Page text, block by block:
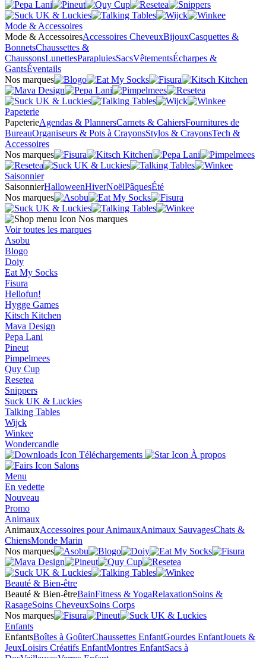
Mode & Accessoires
Mode & AccessoiresAccessoires CheveuxBijouxCasquettes &
BonnetsChaussettes &
ChaussonsLunettesParapluiesSacsVêtementsÉcharpes &
GantsÉventails
Nos marques
Papeterie
PapeterieAgendas & PlannersCarnets & CahiersFournitures de
BureauOrganiseurs & Pots à CrayonsStylos & CrayonsTech &
Accessoires
Nos marques
Saisonnier
SaisonnierHalloweenHiverNoëlPâquesÉté
Nos marques
Nos marques
Voir toutes les marques
Asobu
Blogo
Doiy
Eat My Socks
Fisura
Hellofun!
Hygge Games
Kitsch Kitchen
Mava Design
Pepa Lani
Pineut
Pimpelmees
Quy Cup
Resetea
Snippers
Suck UK & Luckies
Talking Tables
Wijck
Winkee
Wondercandle
Téléchargements
À propos
Salons
Menu
En vedette
Nouveau
Promo
Animaux
AnimauxAccessoires pour AnimauxAnimaux SauvagesChats &
ChiensMonde Marin
Nos marques
Beauté & Bien-être
Beauté & Bien-êtreBainFitness & YogaRelaxationSoins &
RasageSoins CheveuxSoins Corps
Nos marques
Enfants
EnfantsBoîtes à GoûterChaussettes EnfantGourdes EnfantJouets &
JeuxLoisirs Créatifs EnfantMontres EnfantSacs à